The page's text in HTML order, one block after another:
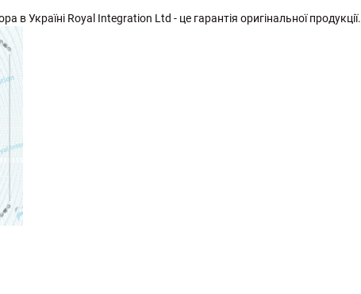
в Україні Royal Integration Ltd - це гарантія оригінальної продукції.